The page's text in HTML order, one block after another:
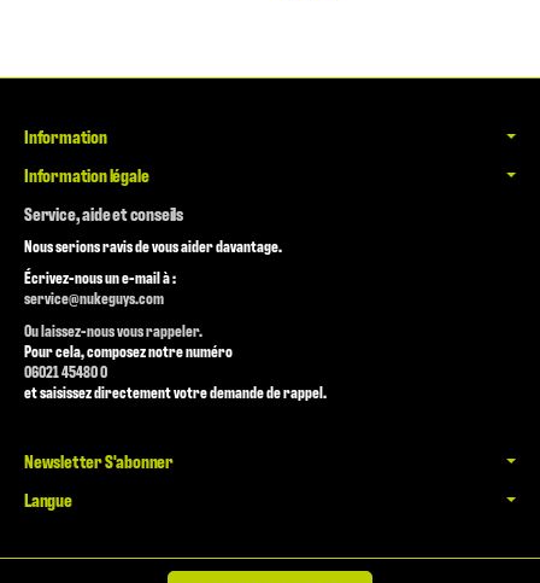
Information
Information légale
Service, aide et conseils
Nous serions ravis de vous aider davantage.
Écrivez-nous un e-mail à :
service@nukeguys.com
Ou laissez-nous vous rappeler.
Pour cela, composez notre numéro
06021 45480 0
et saisissez directement votre demande de rappel.
Newsletter S'abonner
Langue